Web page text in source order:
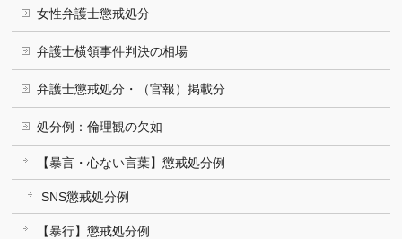
女性弁護士懲戒処分
弁護士横領事件判決の相場
弁護士懲戒処分・（官報）掲載分
処分例：倫理観の欠如
【暴言・心ない言葉】懲戒処分例
SNS懲戒処分例
【暴行】懲戒処分例